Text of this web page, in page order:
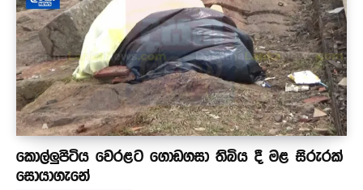
කොල්ලුපිටිය වෙරළට ගොඩගසා තිබිය දී මළ සිරුරක්
සොයාගැනේ